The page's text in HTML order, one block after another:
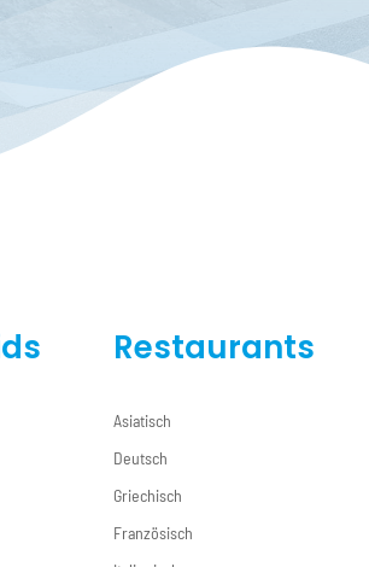
Restaurants
Asiatisch
Deutsch
Griechisch
Französisch